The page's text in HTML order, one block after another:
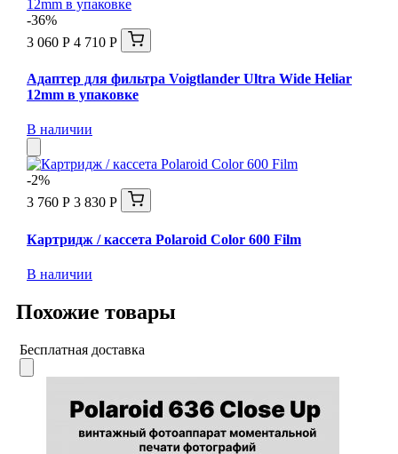
-36%
3 060 Р 4 710 Р
Адаптер для фильтра Voigtlander Ultra Wide Heliar
12mm в упаковке
В наличии
-2%
3 760 Р 3 830 Р
Картридж / кассета Polaroid Color 600 Film
В наличии
Похожие товары
Бесплатная доставка